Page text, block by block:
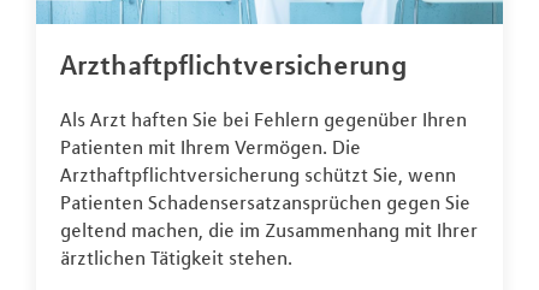
Arzthaftpflichtversicherung
Als Arzt haften Sie bei Fehlern gegenüber Ihren
Patienten mit Ihrem Vermögen. Die
Arzthaftpflichtversicherung schützt Sie, wenn
Patienten Schadensersatzansprüchen gegen Sie
geltend machen, die im Zusammenhang mit Ihrer
ärztlichen Tätigkeit stehen.